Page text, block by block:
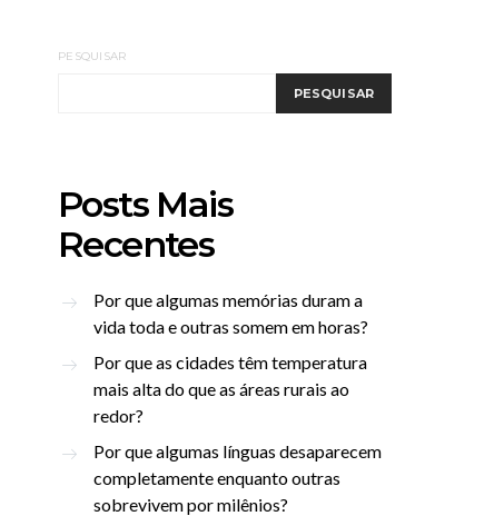
PESQUISAR
PESQUISAR
Posts Mais
Recentes
Por que algumas memórias duram a
vida toda e outras somem em horas?
Por que as cidades têm temperatura
mais alta do que as áreas rurais ao
redor?
Por que algumas línguas desaparecem
completamente enquanto outras
sobrevivem por milênios?